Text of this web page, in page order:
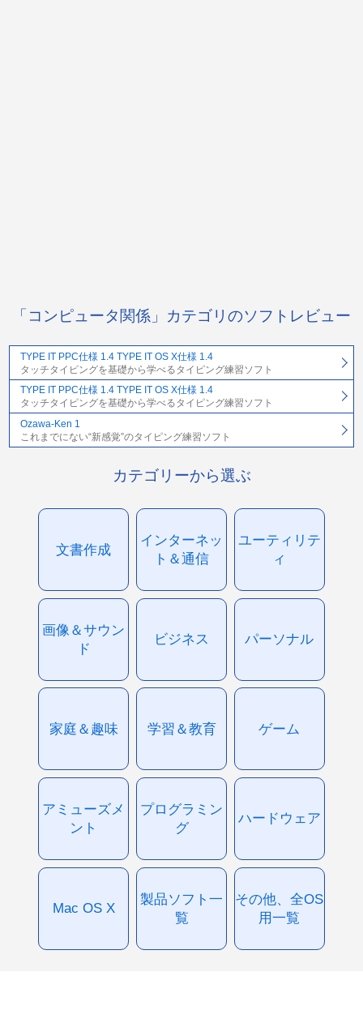
「コンピュータ関係」カテゴリのソフトレビュー
TYPE IT PPC仕様 1.4 TYPE IT OS X仕様 1.4
タッチタイピングを基礎から学べるタイピング練習ソフト
TYPE IT PPC仕様 1.4 TYPE IT OS X仕様 1.4
タッチタイピングを基礎から学べるタイピング練習ソフト
Ozawa-Ken 1
これまでにない“新感覚”のタイピング練習ソフト
カテゴリーから選ぶ
文書作成
インターネッ
ト＆通信
ユーティリテ
ィ
画像＆サウン
ド
ビジネス パーソナル
家庭＆趣味 学習＆教育 ゲーム
アミューズメ
ント
プログラミン
グ
ハードウェア
Mac OS X
製品ソフト一
覧
その他、全OS
用一覧